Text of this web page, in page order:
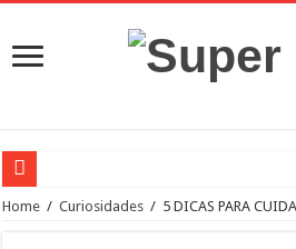
Rio Preto inaugura neste sábado, dia 21, às
Home / Curiosidades / 5 DICAS PARA